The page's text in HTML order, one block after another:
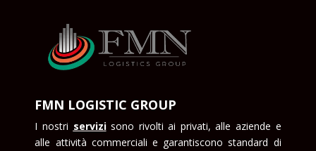
FMN LOGISTIC GROUP
I nostri servizisono rivolti ai privati, alle aziende e
alle attività commerciali e garantiscono standard di